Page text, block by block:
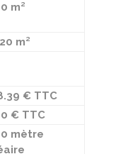
m²
m²
€ TTC
€ TTC
mètre